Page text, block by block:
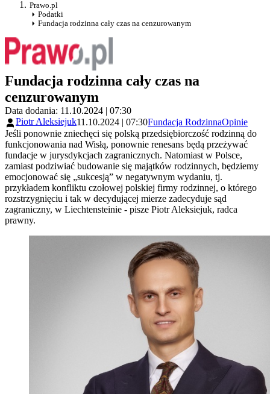
Prawo.pl
Podatki
Fundacja rodzinna cały czas na cenzurowanym
Fundacja rodzinna cały czas na
cenzurowanym
Data dodania: 11.10.2024 | 07:30
Piotr Aleksiejuk11.10.2024 | 07:30Fundacja RodzinnaOpinie
Jeśli ponownie zniechęci się polską przedsiębiorczość rodzinną do
funkcjonowania nad Wisłą, ponownie renesans będą przeżywać
fundacje w jurysdykcjach zagranicznych. Natomiast w Polsce,
zamiast podziwiać budowanie się majątków rodzinnych, będziemy
emocjonować się „sukcesją” w negatywnym wydaniu, tj.
przykładem konfliktu czołowej polskiej firmy rodzinnej, o którego
rozstrzygnięciu i tak w decydującej mierze zadecyduje sąd
zagraniczny, w Liechtensteinie - pisze Piotr Aleksiejuk, radca
prawny.